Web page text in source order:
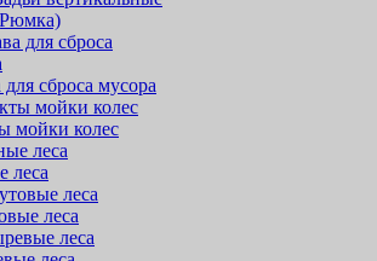
для сброса мусора
мойки колес
леса
леса